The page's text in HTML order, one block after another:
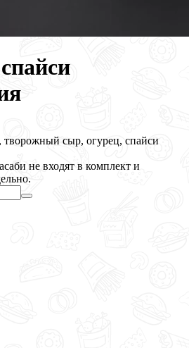
творожный сыр, огурец, спайси
не входят в комплект и